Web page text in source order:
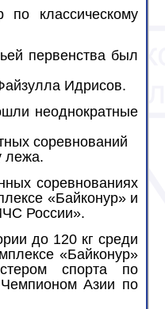
классическому
первенства был
Идрисов.
неоднократные
соревнований
лежа.
соревнованиях
«Байконур» и
России».
до 120 кг среди
«Байконур»
спорта по
Азии по